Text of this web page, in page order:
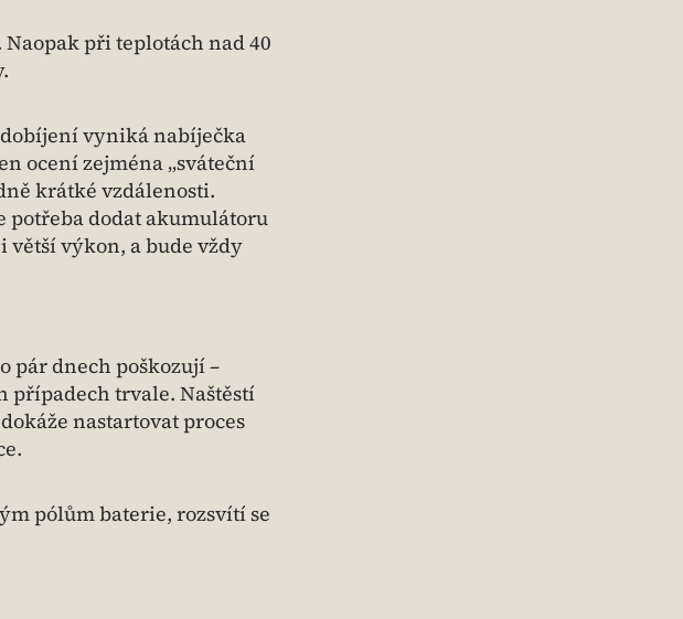
při teplotách nad 40
vyniká nabíječka
ocení zejména „sváteční
krátké vzdálenosti.
potřeba dodat akumulátoru
větší výkon, a bude vždy
pár dnech poškozují –
případech trvale. Naštěstí
nastartovat proces
pólům baterie, rozsvítí se